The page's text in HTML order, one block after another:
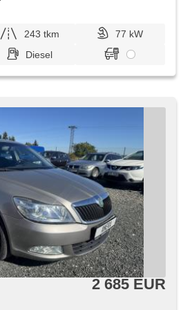
243 tkm
77 kW
Diesel
2 685 EUR